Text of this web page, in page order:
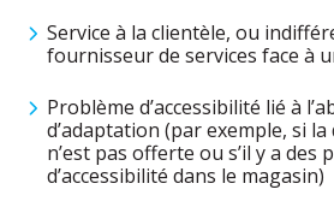
Service à la clientèle, ou
fournisseur de services face à
Problème d’accessibilité lié à
d’adaptation (par exemple, si
n’est pas offerte ou s’il y a des
d’accessibilité dans le magasin)